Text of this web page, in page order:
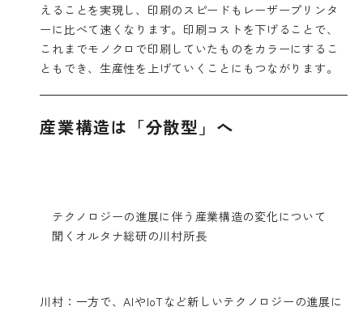
えることを実現し、印刷のスピードもレーザープリンタ
ーに比べて速くなります。印刷コストを下げることで、
これまでモノクロで印刷していたものをカラーにするこ
ともでき、生産性を上げていくことにもつながります。
産業構造は「分散型」へ
テクノロジーの進展に伴う産業構造の変化について
聞くオルタナ総研の川村所長
川村：一方で、AIやIoTなど新しいテクノロジーの進展に